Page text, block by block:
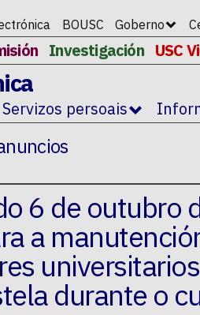
BOUSC Goberno
Investigación USC
Servizos persoais
6 de outubro
a
durante o